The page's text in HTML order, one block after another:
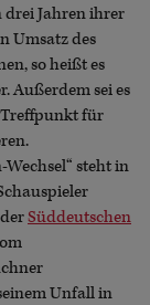
drei Jahren ihrer
Umsatz des
so heißt es
Außerdem sei es
Treffpunkt für
steht in
Süddeutschen
Unfall in